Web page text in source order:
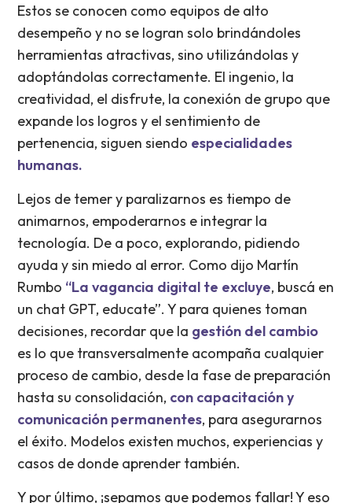
Estos se conocen como equipos de alto
desempeño y no se logran solo brindándoles
herramientas atractivas, sino utilizándolas y
adoptándolas correctamente. El ingenio, la
creatividad, el disfrute, la conexión de grupo que
expande los logros y el sentimiento de
pertenencia, siguen siendo especialidades
humanas.
Lejos de temer y paralizarnos es tiempo de
animarnos, empoderarnos e integrar la
tecnología. De a poco, explorando, pidiendo
ayuda y sin miedo al error. Como dijo Martín
Rumbo “La vagancia digital te excluye, buscá en
un chat GPT, educate”. Y para quienes toman
decisiones, recordar que la gestión del cambio
es lo que transversalmente acompaña cualquier
proceso de cambio, desde la fase de preparación
hasta su consolidación, con capacitación y
comunicación permanentes, para asegurarnos
el éxito. Modelos existen muchos, experiencias y
casos de donde aprender también.
Y por último, ¡sepamos que podemos fallar! Y eso